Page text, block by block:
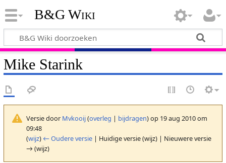
B&G Wiki
Mike Starink
Versie door Mvkooij(overleg | bijdragen)op 19 aug 2010 om
09:48
(wijz) ← Oudere versie| Huidige versie (wijz) | Nieuwere versie
→ (wijz)